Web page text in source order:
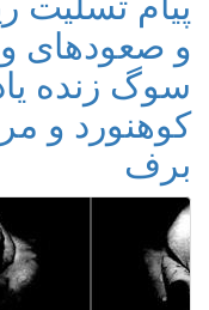
و صعودهای
سوگ زنده
کوهنورد و
برف